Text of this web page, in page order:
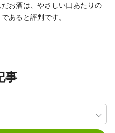
お酒は、やさしい口あたりの
あると評判です。
事